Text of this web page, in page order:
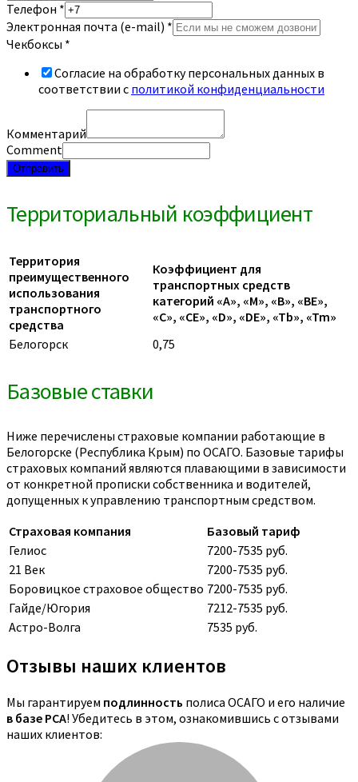
Телефон *
Электронная почта (e-mail) *
Чекбоксы *
Согласие на обработку персональных данных в
соответствии с политикой конфиденциальности
Комментарий
Comment
Отправить
Территориальный коэффициент
Территория
преимущественного
использования
транспортного
средства
Коэффициент для
транспортных средств
категорий «A», «M», «B», «BE»,
«C», «CE», «D», «DE», «Tb», «Tm»
Белогорск
0,75
Базовые ставки
Ниже перечислены страховые компании работающие в
Белогорске (Республика Крым) по ОСАГО. Базовые тарифы
страховых компаний являются плавающими в зависимости
от конкретной прописки собственника и водителей,
допущенных к управлению транспортным средством.
Страховая компания
Базовый тариф
Гелиос
7200-7535 руб.
21 Век
7200-7535 руб.
Боровицкое страховое общество 7200-7535 руб.
Гайде/Югория
7212-7535 руб.
Астро-Волга
7535 руб.
Отзывы наших клиентов
Мы гарантируем подлинность полиса ОСАГО и его наличие
в базе РСА! Убедитесь в этом, ознакомившись с отзывами
наших клиентов: